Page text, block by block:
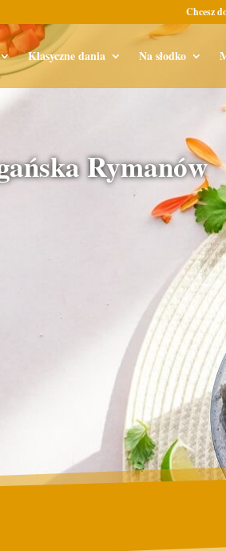
Chcesz
Klasyczne dania Na słodko
Rymanów